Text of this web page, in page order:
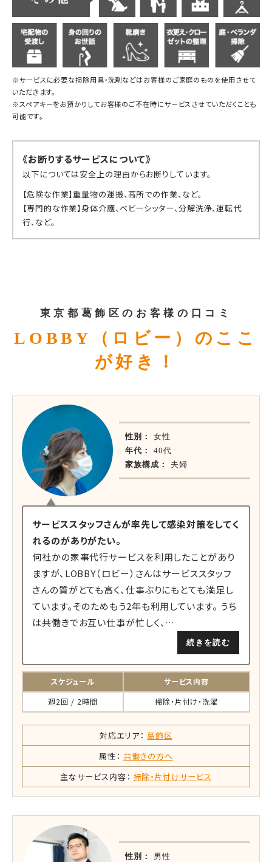
※サービスに必要な掃除用具・洗剤などはお客様のご家庭のものを使用させて
いただきます。
※スペアキーをお預かりしてお客様のご不在時にサービスさせていただくことも
可能です。
《お断りするサービスについて》
以下については安全上の理由からお断りしています。
【危険な作業】重量物の運搬、高所での作業、など。
【専門的な作業】身体介護、ベビーシッター、分解洗浄、運転代
行、など。
東京都葛飾区のお客様の口コミ
LOBBY（ロビー）のここ
が好き！
性別：
女性
年代：
40代
家族構成：
夫婦
サービススタッフさんが率先して感染対策をしてく
れるのがありがたい。
何社かの家事代行サービスを利用したことがあり
ますが、LOBBY（ロビー）さんはサービススタッフ
さんの質がとても高く、仕事ぶりにもとても満足し
ています。そのためもう2年も利用しています。 うち
は共働きでお互い仕事が忙しく、…
続きを読む
スケジュール
サービス内容
週2回 / 2時間
掃除・片付け・洗濯
対応エリア： 葛飾区
属性： 共働きの方へ
主なサービス内容： 掃除・片付けサービス
性別：
男性